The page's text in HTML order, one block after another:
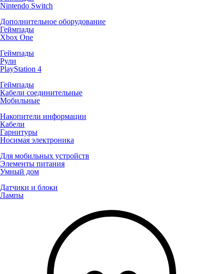
Nintendo Switch
Дополнительное оборудование
Геймпады
Xbox One
Геймпады
Рули
PlayStation 4
Геймпады
Кабели соединительные
Мобильные
Накопители информации
Кабели
Гарнитуры
Носимая электроника
Для мобильных устройств
Элементы питания
Умный дом
Датчики и блоки
Лампы